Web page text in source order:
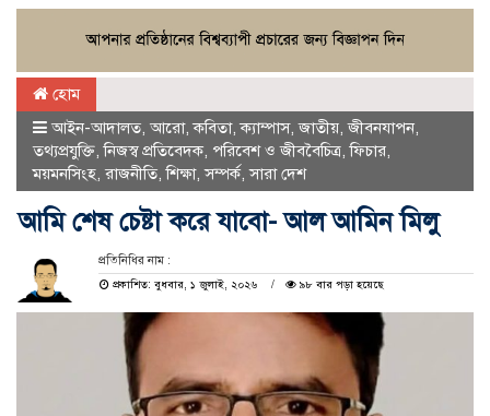
হোম
আইন-আদালত, আরো,কবিতা,ক্যাম্পাস,জাতীয়,জীবনযাপন,
তথ্যপ্রযুক্তি,নিজস্ব প্রতিবেদক, পরিবেশ ও জীববৈচিত্র,ফিচার,
ময়মনসিংহ, রাজনীতি,শিক্ষা,সম্পর্ক,সারা দেশ
আমি শেষ চেষ্টা করে যাবো- আল আমিন মিলু
প্রতিনিধির নাম :
প্রকাশিত: বুধবার, ১ জুলাই, ২০২৬
৯৮ বার পড়া হয়েছে